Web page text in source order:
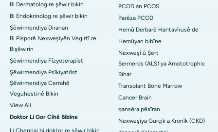
Bi Dermatolog re şêwir bikin
Bi Endokrinolog re şêwir bikin
Şêwirmendiya Diranan
Bi Pisporê Nexweşiyên Vegirtî re
Bişêwirin
Şêwirmendiya Fîzyoterapîst
Şêwirmendiya Psîkiyatrîst
Şêwirmendiya Cerrahê
Veguhestinê Bikin
View All
Doktor Li Gor Cihê Bibîne
PCOD an PCOS
Parêza PCOD
Hemû Derbarê Hantavîrusê de
Hemûyan bibîne
Nexweşî û Şert
Sermeros (ALS) ya Amototrophic
Bihar
Transplant Bone Marrow
Cancer Brain
qansêra pêsîran
Nexweşiya Gurçik a Kronîk (CKD)